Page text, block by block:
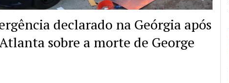
declarado na Geórgia após
sobre a morte de George